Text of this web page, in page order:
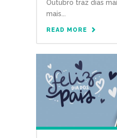
Outubro traz dias
mais...
READ MORE